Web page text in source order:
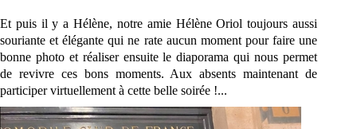
Et puis il y a Hélène, notre amie Hélène Oriol toujours aussi
souriante et élégante qui ne rate aucun moment pour faire une
bonne photo et réaliser ensuite le diaporama qui nous permet
de revivre ces bons moments. Aux absents maintenant de
participer virtuellement à cette belle soirée !...